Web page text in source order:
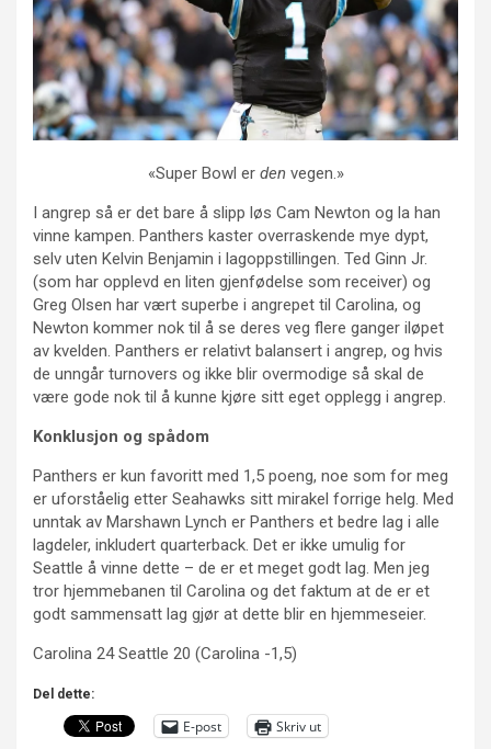
«Super Bowl er denvegen.»
I angrep så er det bare å slipp løs Cam Newton og la han
vinne kampen. Panthers kaster overraskende mye dypt,
selv uten Kelvin Benjamin i lagoppstillingen. Ted Ginn Jr.
(som har opplevd en liten gjenfødelse som receiver) og
Greg Olsen har vært superbe i angrepet til Carolina, og
Newton kommer nok til å se deres veg flere ganger iløpet
av kvelden. Panthers er relativt balansert i angrep, og hvis
de unngår turnovers og ikke blir overmodige så skal de
være gode nok til å kunne kjøre sitt eget opplegg i angrep.
Konklusjon og spådom
Panthers er kun favoritt med 1,5 poeng, noe som for meg
er uforståelig etter Seahawks sitt mirakel forrige helg. Med
unntak av Marshawn Lynch er Panthers et bedre lag i alle
lagdeler, inkludert quarterback. Det er ikke umulig for
Seattle å vinne dette – de er et meget godt lag. Men jeg
tror hjemmebanen til Carolina og det faktum at de er et
godt sammensatt lag gjør at dette blir en hjemmeseier.
Carolina 24 Seattle 20 (Carolina -1,5)
Del dette:
E-post Skriv ut